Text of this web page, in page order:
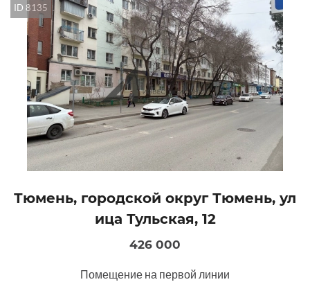
ID 8135
Тюмень, городской округ Тюмень, ул
ица Тульская, 12
426 000
Помещение на первой линии